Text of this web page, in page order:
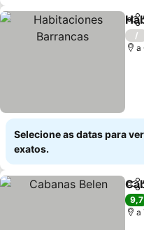
/
a
Selecione as datas para
exatos.
9,7
a